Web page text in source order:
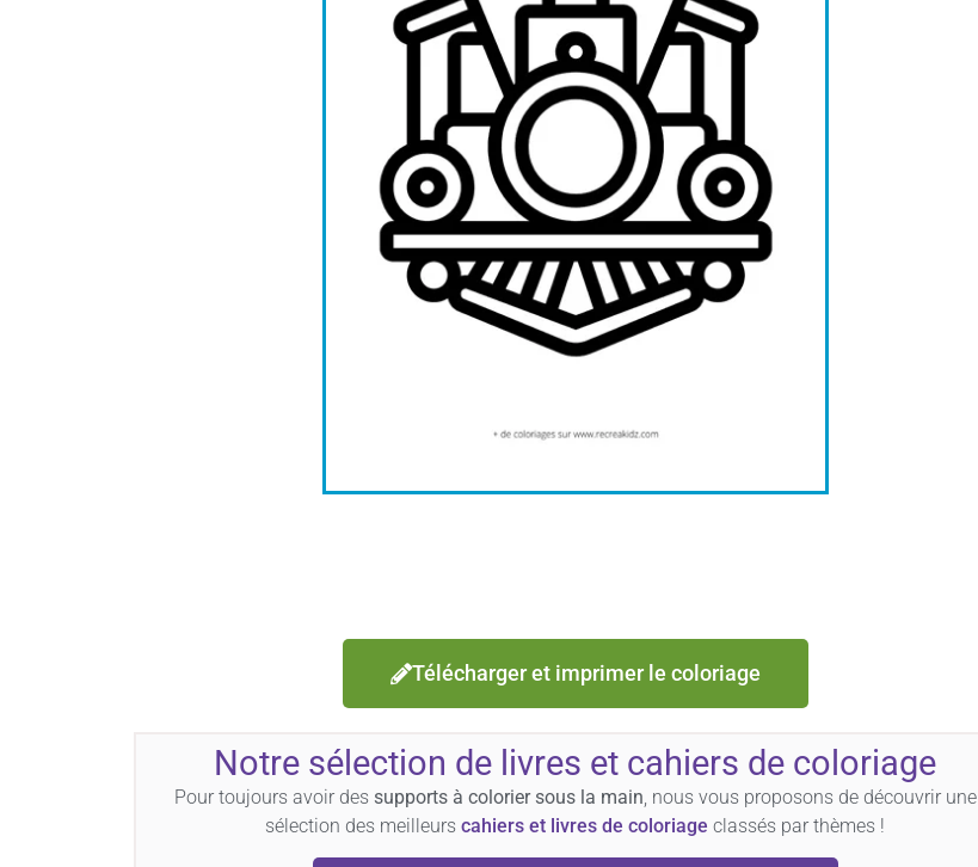
Télécharger et imprimer le coloriage
Notre sélection de livres et cahiers de coloriage
Pour toujours avoir des supports à colorier sous la main , nous vous proposons de découvrir une
sélection des meilleurscahiers et livres de coloriage classés par thèmes !